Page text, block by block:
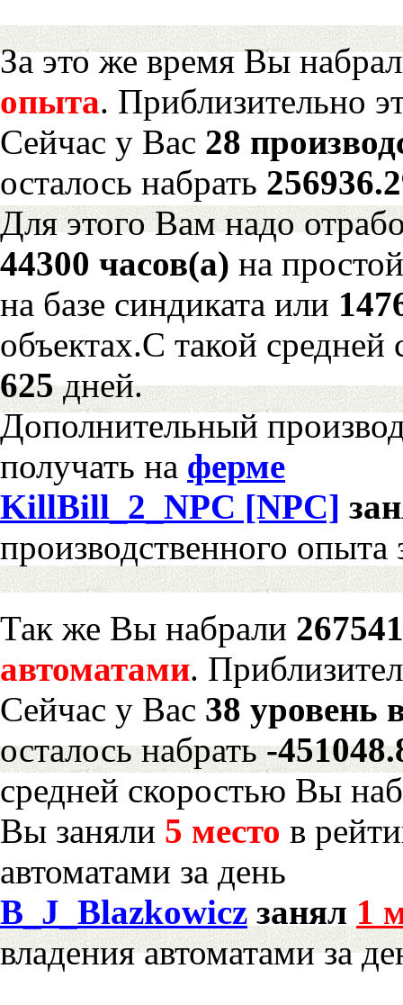
За это же время Вы
опыта. Приблизительно
Сейчас у Вас 28
осталось набрать
Для этого Вам надо
44300 часов(а) на
на базе синдиката или
объектах.С такой
625дней.
Дополнительный
получать на ферме
KillBill_2_NPC [NPC]
производственного опыта
Так же Вы набрали
автоматами.
Сейчас у Вас 38 уровень
осталось набрать-
средней скоростью Вы
Вы заняли 5 место в
автоматами за день
B_J_Blazkowicz занял 1
владения автоматами за